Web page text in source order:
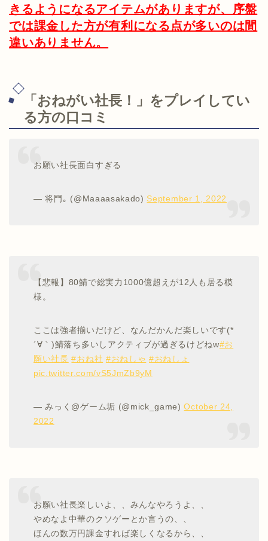
きるようになるアイテムがありますが、序盤
では課金した方が有利になる点が多いのは間
違いありません。
「おねがい社長！」をプレイしてい
る方の口コミ
お願い社長面白すぎる
— 将門｡ (@Maaaasakado) September 1, 2022
【悲報】80鯖で総実力1000億超えが12人も居る模
様。
ここは強者揃いだけど、なんだかんだ楽しいです(*
´∀｀)鯖落ち多いしアクティブが過ぎるけどねw#お
願い社長 #おね社 #おねしゃ #おねしょ
pic.twitter.com/vS5JmZb9yM
— みっく@ゲーム垢 (@mick_game)October 24,
2022
お願い社長楽しいよ、、みんなやろうよ、、
やめなよ中華のクソゲーとか言うの、、
ほんの数万円課金すれば楽しくなるから、、